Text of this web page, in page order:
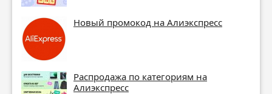
Новый промокод на Алиэкспресс
Распродажа по категориям на
Алиэкспресс